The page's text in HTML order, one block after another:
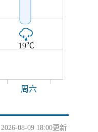
19℃
周六
2026-08-09 18:00更新